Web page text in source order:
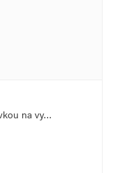
na vy…